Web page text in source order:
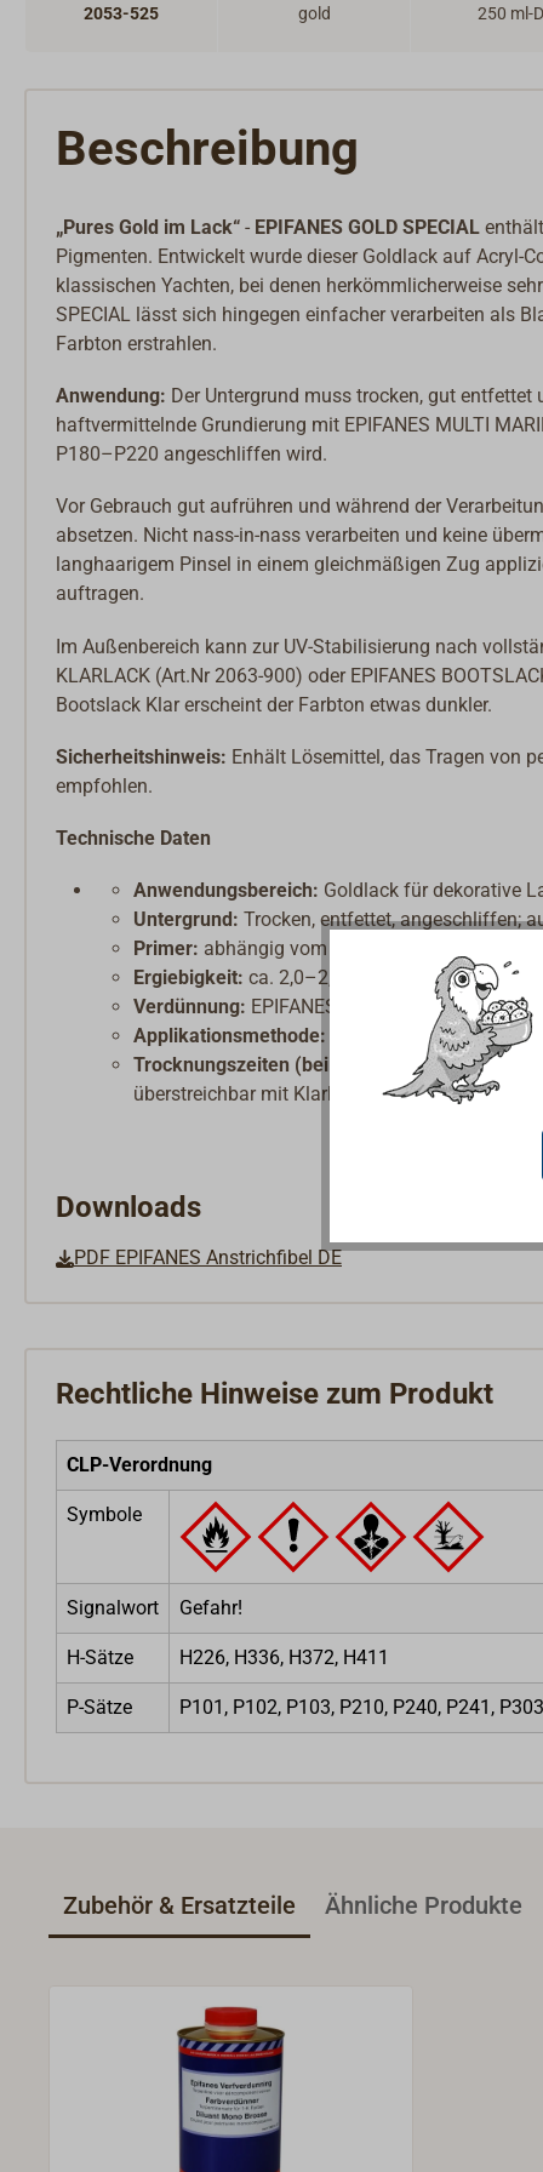
2053-525 gold 250 ml-
Beschreibung
„Pures Gold im Lack“ - EPIFANES GOLD SPECIAL
Pigmenten. Entwickelt wurde dieser Goldlack auf
klassischen Yachten, bei denen herkömmlicherweise
SPECIAL lässt sich hingegen einfacher verarbeiten als
Farbton erstrahlen.
Anwendung: Der Untergrund muss trocken, gut
haftvermittelnde Grundierung mit EPIFANES MULTI
P180–P220 angeschliffen wird.
Vor Gebrauch gut aufrühren und während der
absetzen. Nicht nass-in-nass verarbeiten und keine
langhaarigem Pinsel in einem gleichmäßigen Zug
auftragen.
Im Außenbereich kann zur UV-Stabilisierung nach
KLARLACK (Art.Nr 2063-900) oder EPIFANES
Bootslack Klar erscheint der Farbton etwas dunkler.
Sicherheitshinweis: Enhält Lösemittel, das Tragen von
empfohlen.
Technische Daten
Anwendungsbereich: Goldlack für dekorative
Untergrund: Trocken, entfettet, angeschliffen;
Primer: abhängig vom Untergrund, z.B.
Ergiebigkeit: ca. 2,0–2,5 m²/250 ml bei ca.
Verdünnung: EPIFANES FARBVERDÜNNER
Applikationsmethode:
Trocknungszeiten (bei 20 °C):
Staubtrocken: 2
überstreichbar mit Klarlack: ca. 48 Std.
Downloads
PDF EPIFANES Anstrichfibel DE
Rechtliche Hinweise zum Produkt
CLP-Verordnung
Symbole
Signalwort Gefahr!
H-Sätze H226, H336, H372, H411
P-Sätze P101, P102, P103, P210, P240, P241,
Zubehör & Ersatzteile Ähnliche Produkte